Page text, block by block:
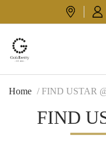
Home / FIND USTAR
FIND